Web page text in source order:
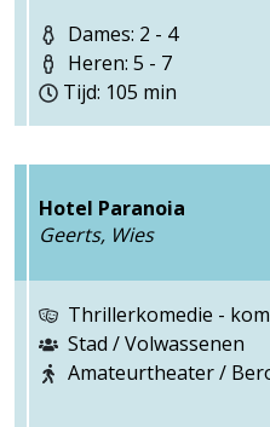
Dames: 2 - 4
Heren: 5 - 7
Tijd: 105 min
Hotel Paranoia
Geerts, Wies
Thrillerkomedie -
Stad / Volwassenen
Amateurtheater /